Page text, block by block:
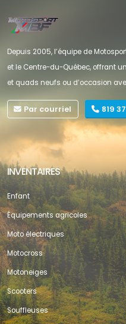
Depuis 2005, l’équipe de
et le Centre-du-Québec, offrant
et quads neufs ou d’occasion
Par courriel 819
INVENTAIRES
Enfant
Équipements agricoles
Moto électriques
Motocross
Motoneiges
Scooters
Souffleuses